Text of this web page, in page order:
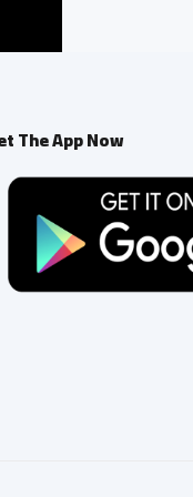
The App Now